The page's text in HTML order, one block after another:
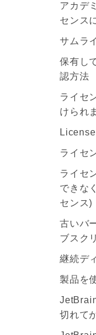
アカデ
センス
サムラ
保有し
認方法
ライセ
けられ
ライセ
ライセ
できな
センス)
古いバ
ブスク
継続デ
製品を
切れて